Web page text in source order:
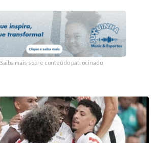
Saiba mais sobre conteúdo patrocinado
Saiba mais sobre conteúdo patrocinado